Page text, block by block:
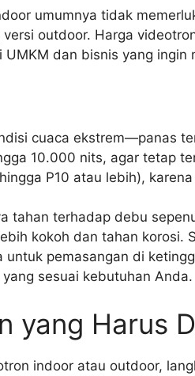
umumnya tidak
outdoor. Harga
dan bisnis yang
cuaca ekstrem—panas
10.000 nits, agar tetap
P10 atau lebih),
tahan terhadap debu
kokoh dan tahan korosi.
pemasangan di
sesuai kebutuhan Anda.
yang Harus
indoor atau outdoor,